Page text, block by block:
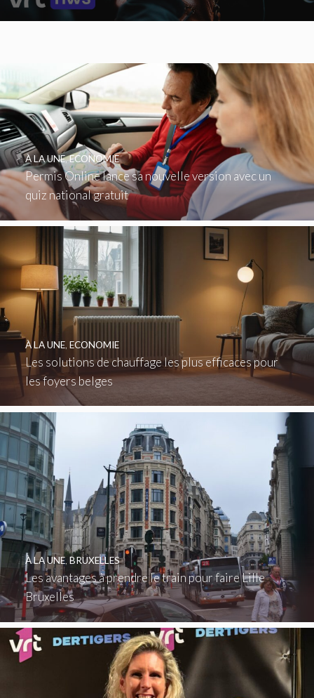
Permis Online lance sa nouvelle version avec un
quiz national gratuit
À LA UNE,ECONOMIE
Les solutions de chauffage les plus efficaces pour
les foyers belges
À LA UNE, ECONOMIE
Les avantages à prendre le train pour faire Lille
Bruxelles
À LA UNE, BRUXELLES